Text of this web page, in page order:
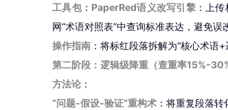
工具包： PaperRed语义改写引擎：上传
网“术语对照表”中查询标准表达，避免误
操作指南 ：将标红段落拆解为“核心术语
第二阶段：逻辑级降重（查重率15%-
方法论 ：
“问题-假设-验证”重构术 ：将重复段落